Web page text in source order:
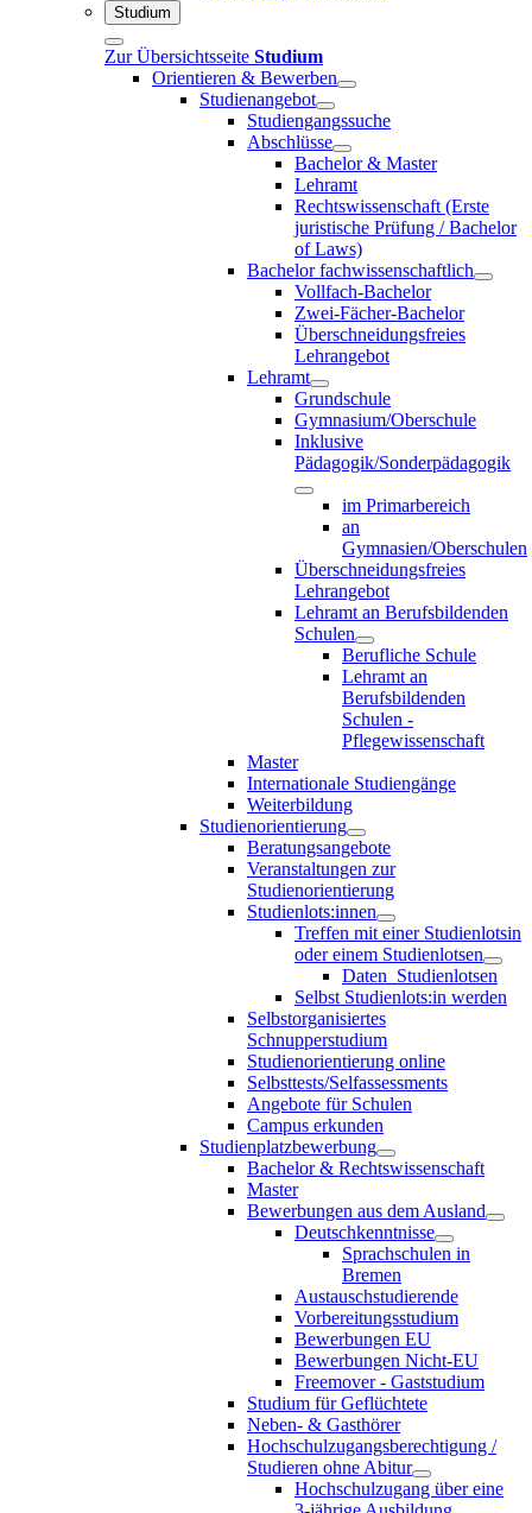
Studium
Zur Übersichtsseite Studium
Orientieren & Bewerben
Studienangebot
Studiengangssuche
Abschlüsse
Bachelor & Master
Lehramt
Rechtswissenschaft (Erste
juristische Prüfung / Bachelor
of Laws)
Bachelor fachwissenschaftlich
Vollfach-Bachelor
Zwei-Fächer-Bachelor
Überschneidungsfreies
Lehrangebot
Lehramt
Grundschule
Gymnasium/Oberschule
Inklusive
Pädagogik/Sonderpädagogik
im Primarbereich
an
Gymnasien/Oberschulen
Überschneidungsfreies
Lehrangebot
Lehramt an Berufsbildenden
Schulen
Berufliche Schule
Lehramt an
Berufsbildenden
Schulen -
Pflegewissenschaft
Master
Internationale Studiengänge
Weiterbildung
Studienorientierung
Beratungsangebote
Veranstaltungen zur
Studienorientierung
Studienlots:innen
Treffen mit einer Studienlotsin
oder einem Studienlotsen
Daten_Studienlotsen
Selbst Studienlots:in werden
Selbstorganisiertes
Schnupperstudium
Studienorientierung online
Selbsttests/Selfassessments
Angebote für Schulen
Campus erkunden
Studienplatzbewerbung
Bachelor & Rechtswissenschaft
Master
Bewerbungen aus dem Ausland
Deutschkenntnisse
Sprachschulen in
Bremen
Austauschstudierende
Vorbereitungsstudium
Bewerbungen EU
Bewerbungen Nicht-EU
Freemover - Gaststudium
Studium für Geflüchtete
Neben- & Gasthörer
Hochschulzugangsberechtigung /
Studieren ohne Abitur
Hochschulzugang über eine